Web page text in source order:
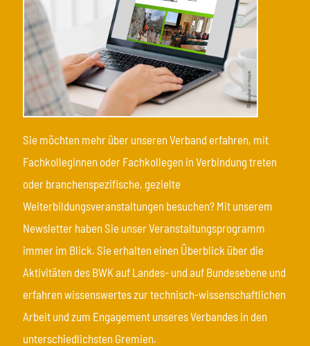
Sie möchten mehr über unseren Verband erfahren, mit
Fachkolleginnen oder Fachkollegen in Verbindung treten
oder branchenspezifische, gezielte
Weiterbildungsveranstaltungen besuchen? Mit unserem
Newsletter haben Sie unser Veranstaltungsprogramm
immer im Blick. Sie erhalten einen Überblick über die
Aktivitäten des BWK auf Landes- und auf Bundesebene und
erfahren wissenswertes zur technisch-wissenschaftlichen
Arbeit und zum Engagement unseres Verbandes in den
unterschiedlichsten Gremien.